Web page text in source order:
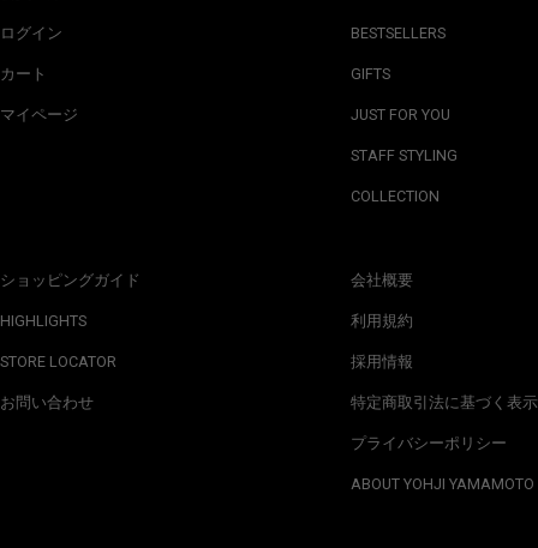
ログイン
カート
マイページ
ショッピングガイド
HIGHLIGHTS
STORE LOCATOR
お問い合わせ
BESTSELLERS
GIFTS
JUST FOR YOU
STAFF STYLING
COLLECTION
会社概要
利用規約
採用情報
特定商取引法に基づく表示
プライバシーポリシー
ABOUT YOHJI YAMAMOTO